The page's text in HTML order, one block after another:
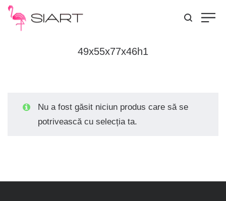
49x55x77x46h1
Nu a fost găsit niciun produs care să se
potrivească cu selecția ta.